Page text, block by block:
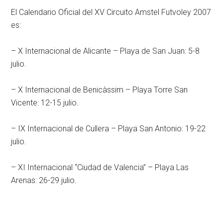
El Calendario Oficial del XV Circuito Amstel Futvoley 2007
es:
– X Internacional de Alicante – Playa de San Juan: 5-8
julio.
– X Internacional de Benicàssim – Playa Torre San
Vicente: 12-15 julio.
– IX Internacional de Cullera – Playa San Antonio: 19-22
julio.
– XI Internacional “Ciudad de Valencia” – Playa Las
Arenas: 26-29 julio.